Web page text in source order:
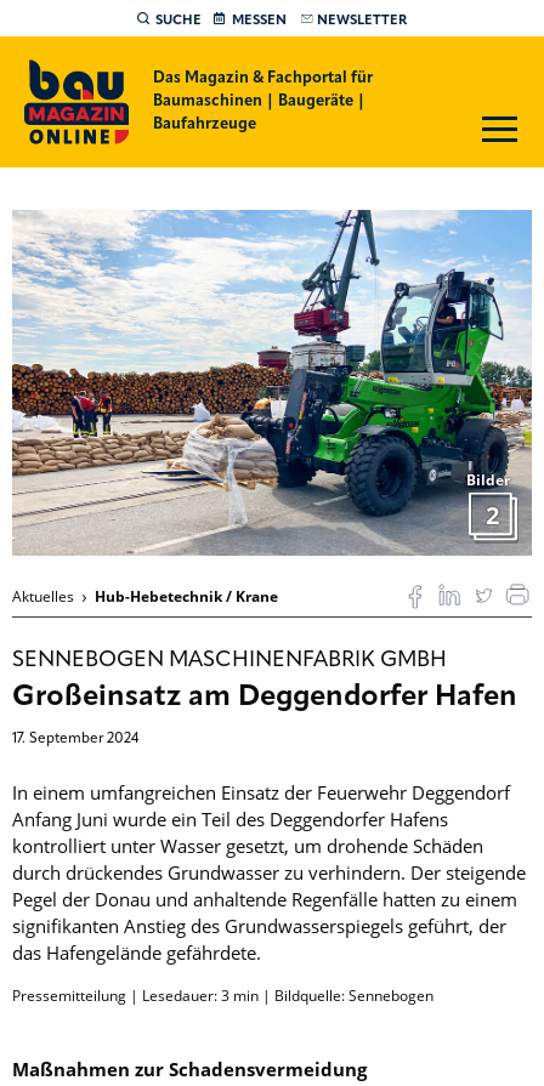
SUCHE MESSEN NEWSLETTER
Das Magazin & Fachportal für
Baumaschinen | Baugeräte |
Baufahrzeuge
Bilder
2
Aktuelles Hub-Hebetechnik / Krane
SENNEBOGEN MASCHINENFABRIK GMBH
Großeinsatz am Deggendorfer Hafen
17. September 2024
In einem umfangreichen Einsatz der Feuerwehr Deggendorf
Anfang Juni wurde ein Teil des Deggendorfer Hafens
kontrolliert unter Wasser gesetzt, um drohende Schäden
durch drückendes Grundwasser zu verhindern. Der steigende
Pegel der Donau und anhaltende Regenfälle hatten zu einem
signifikanten Anstieg des Grundwasserspiegels geführt, der
das Hafengelände gefährdete.
Pressemitteilung | Lesedauer:3 min | Bildquelle: Sennebogen
Maßnahmen zur Schadensvermeidung